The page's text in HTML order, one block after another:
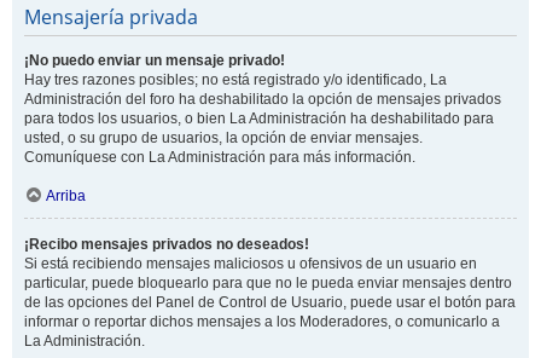
Mensajería privada
¡No puedo enviar un mensaje privado!
Hay tres razones posibles; no está registrado y/o identificado, La
Administración del foro ha deshabilitado la opción de mensajes privados
para todos los usuarios, o bien La Administración ha deshabilitado para
usted, o su grupo de usuarios, la opción de enviar mensajes.
Comuníquese con La Administración para más información.
Arriba
¡Recibo mensajes privados no deseados!
Si está recibiendo mensajes maliciosos u ofensivos de un usuario en
particular, puede bloquearlo para que no le pueda enviar mensajes dentro
de las opciones del Panel de Control de Usuario, puede usar el botón para
informar o reportar dichos mensajes a los Moderadores, o comunicarlo a
La Administración.